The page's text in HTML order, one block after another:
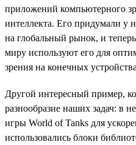
приложений компьютерного
интеллекта. Его придумали у
на глобальный рынок, и
миру используют его для
зрения на конечных
Другой интересный пример,
разнообразие наших задач: в
игры World of Tanks для
использовались блоки